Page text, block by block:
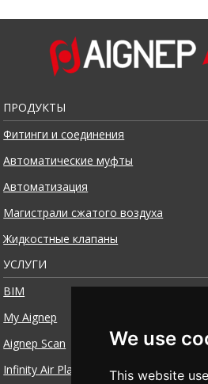
We use
This website
ПРОДУКТЫ
Фитинги и соединения
Автоматические муфты
Автоматизация
Магистрали сжатого воздуха
Жидкостные клапаны
УСЛУГИ
BIM
My Aignep
Aignep Scan
Infinity Air Planner